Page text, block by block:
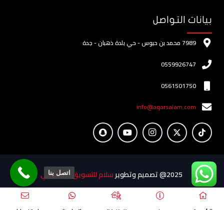
بيانات التواصل
7989 محمد بن حبوس - حي بلدة ذهبان - جدة
0559926747
0561501750
info@aqarsalam.com
سلام للتسويق الإلكتروني
اتصل بنا